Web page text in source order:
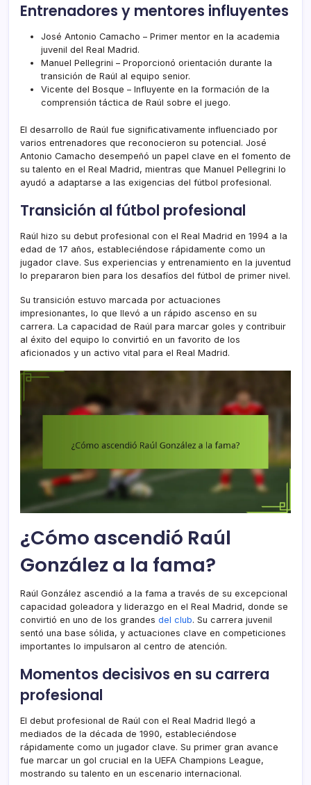
Entrenadores y mentores influyentes
José Antonio Camacho – Primer mentor en la academia
juvenil del Real Madrid.
Manuel Pellegrini – Proporcionó orientación durante la
transición de Raúl al equipo senior.
Vicente del Bosque – Influyente en la formación de la
comprensión táctica de Raúl sobre el juego.
El desarrollo de Raúl fue significativamente influenciado por
varios entrenadores que reconocieron su potencial. José
Antonio Camacho desempeñó un papel clave en el fomento de
su talento en el Real Madrid, mientras que Manuel Pellegrini lo
ayudó a adaptarse a las exigencias del fútbol profesional.
Transición al fútbol profesional
Raúl hizo su debut profesional con el Real Madrid en 1994 a la
edad de 17 años, estableciéndose rápidamente como un
jugador clave. Sus experiencias y entrenamiento en la juventud
lo prepararon bien para los desafíos del fútbol de primer nivel.
Su transición estuvo marcada por actuaciones
impresionantes, lo que llevó a un rápido ascenso en su
carrera. La capacidad de Raúl para marcar goles y contribuir
al éxito del equipo lo convirtió en un favorito de los
aficionados y un activo vital para el Real Madrid.
¿Cómo ascendió Raúl
González a la fama?
Raúl González ascendió a la fama a través de su excepcional
capacidad goleadora y liderazgo en el Real Madrid, donde se
convirtió en uno de los grandes del club. Su carrera juvenil
sentó una base sólida, y actuaciones clave en competiciones
importantes lo impulsaron al centro de atención.
Momentos decisivos en su carrera
profesional
El debut profesional de Raúl con el Real Madrid llegó a
mediados de la década de 1990, estableciéndose
rápidamente como un jugador clave. Su primer gran avance
fue marcar un gol crucial en la UEFA Champions League,
mostrando su talento en un escenario internacional.